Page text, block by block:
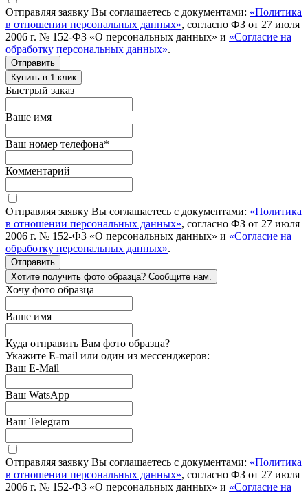
Отправляя заявку Вы соглашаетесь с документами: «Политика
в отношении персональных данных», согласно ФЗ от 27 июля
2006 г. № 152-ФЗ «О персональных данных» и «Согласие на
обработку персональных данных».
Отправить
Купить в 1 клик
Быстрый заказ
Ваше имя
Ваш номер телефона*
Комментарий
Отправляя заявку Вы соглашаетесь с документами: «Политика
в отношении персональных данных», согласно ФЗ от 27 июля
2006 г. № 152-ФЗ «О персональных данных» и «Согласие на
обработку персональных данных».
Отправить
Хотите получить фото образца? Сообщите нам.
Хочу фото образца
Ваше имя
Куда отправить Вам фото образца?
Укажите E-mail или один из мессенджеров:
Ваш E-Mail
Ваш WatsApp
Ваш Telegram
Отправляя заявку Вы соглашаетесь с документами: «Политика
в отношении персональных данных», согласно ФЗ от 27 июля
2006 г. № 152-ФЗ «О персональных данных» и «Согласие на